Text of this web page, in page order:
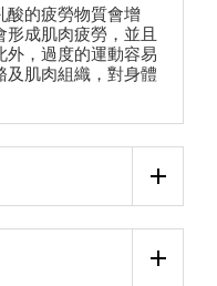
酸的疲勞物質會增
成肌肉疲勞，並且
外，過度的運動容易
及肌肉組織，對身體